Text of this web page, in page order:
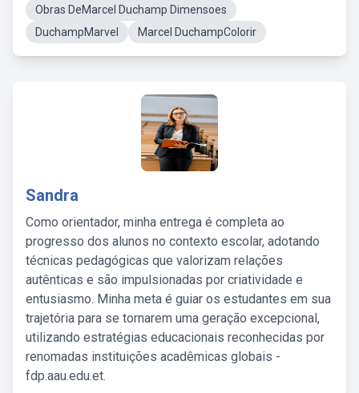
Obras DeMarcel Duchamp Dimensoes
DuchampMarvel
Marcel DuchampColorir
Sandra
Como orientador, minha entrega é completa ao
progresso dos alunos no contexto escolar, adotando
técnicas pedagógicas que valorizam relações
autênticas e são impulsionadas por criatividade e
entusiasmo. Minha meta é guiar os estudantes em sua
trajetória para se tornarem uma geração excepcional,
utilizando estratégias educacionais reconhecidas por
renomadas instituições acadêmicas globais -
fdp.aau.edu.et.